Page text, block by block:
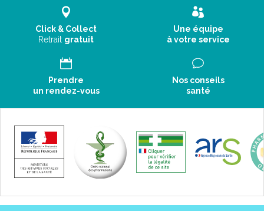
Click & Collect
Retrait gratuit
Une équipe
à votre service
Prendre
un rendez-vous
Nos conseils
santé